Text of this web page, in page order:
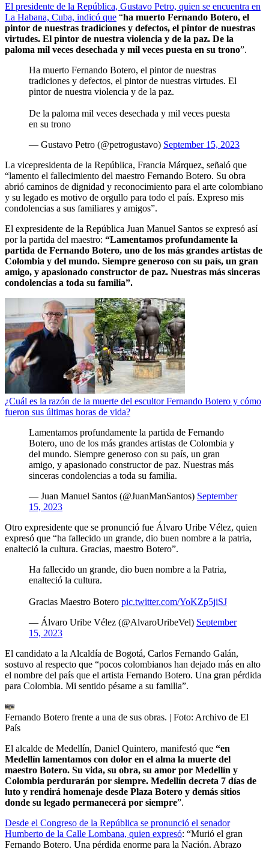
El presidente de la República, Gustavo Petro, quien se encuentra en
La Habana, Cuba, indicó que “ha muerto Fernando Botero, el
pintor de nuestras tradiciones y defectos, el pintor de nuestras
virtudes. El pintor de nuestra violencia y de la paz. De la
paloma mil veces desechada y mil veces puesta en su trono”.
Ha muerto Fernando Botero, el pintor de nuestras
tradiciones y defectos, el pintor de nuestras virtudes. El
pintor de nuestra violencia y de la paz.
De la paloma mil veces desechada y mil veces puesta
en su trono
— Gustavo Petro (@petrogustavo) September 15, 2023
La vicepresidenta de la República, Francia Márquez, señaló que
“lamento el fallecimiento del maestro Fernando Botero. Su obra
abrió caminos de dignidad y reconocimiento para el arte colombiano
y su legado es motivo de orgullo para todo el país. Expreso mis
condolencias a sus familiares y amigos”.
El expresidente de la República Juan Manuel Santos se expresó así
por la partida del maestro: “Lamentamos profundamente la
partida de Fernando Botero, uno de los más grandes artistas de
Colombia y del mundo. Siempre generoso con su país, un gran
amigo, y apasionado constructor de paz. Nuestras más sinceras
condolencias a toda su familia”.
¿Cuál es la razón de la muerte del escultor Fernando Botero y cómo
fueron sus últimas horas de vida?
Lamentamos profundamente la partida de Fernando
Botero, uno de los más grandes artistas de Colombia y
del mundo. Siempre generoso con su país, un gran
amigo, y apasionado constructor de paz. Nuestras más
sinceras condolencias a toda su familia.
— Juan Manuel Santos (@JuanManSantos) September
15, 2023
Otro expresidente que se pronunció fue Álvaro Uribe Vélez, quien
expresó que “ha fallecido un grande, dio buen nombre a la patria,
enalteció la cultura. Gracias, maestro Botero”.
Ha fallecido un grande, dio buen nombre a la Patria,
enalteció la cultura.
Gracias Maestro Botero pic.twitter.com/YoKZp5jiSJ
— Álvaro Uribe Vélez (@AlvaroUribeVel) September
15, 2023
El candidato a la Alcaldía de Bogotá, Carlos Fernando Galán,
sostuvo al respecto que “pocos colombianos han dejado más en alto
el nombre del país que el artista Fernando Botero. Una gran pérdida
para Colombia. Mi sentido pésame a su familia”.
Fernando Botero frente a una de sus obras. | Foto: Archivo de El
País
El alcalde de Medellín, Daniel Quintero, manifestó que “en
Medellín lamentamos con dolor en el alma la muerte del
maestro Botero. Su vida, su obra, su amor por Medellín y
Colombia perdurarán por siempre. Medellín decreta 7 días de
luto y rendirá homenaje desde Plaza Botero y demás sitios
donde su legado permanecerá por siempre”.
Desde el Congreso de la República se pronunció el senador
Humberto de la Calle Lombana, quien expresó: “Murió el gran
Fernando Botero. Una pérdida enorme para la Nación. Abrazo